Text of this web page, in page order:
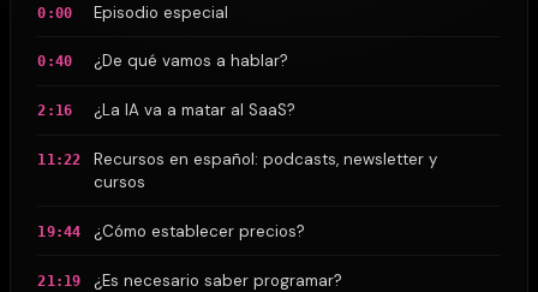
0:00 Episodio especial
0:40 ¿De qué vamos a hablar?
2:16 ¿La IA va a matar al SaaS?
11:22
Recursos en español: podcasts, newsletter y
cursos
19:44 ¿Cómo establecer precios?
21:19 ¿Es necesario saber programar?